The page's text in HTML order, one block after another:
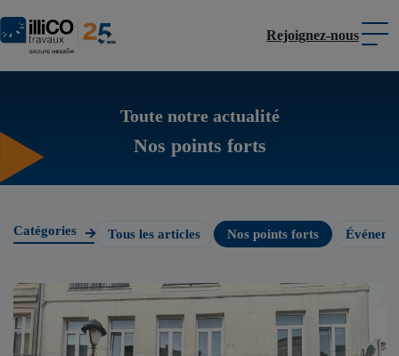
Rejoignez-nous
Toute notre actualité
Nos points forts
Catégories Tous les articles Nos points forts